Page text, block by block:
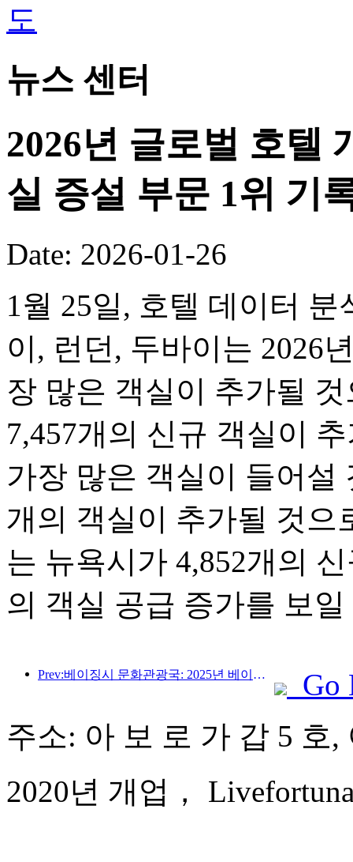
뉴스 센터
2026년 글로벌 호텔
실 증설 부문 1위 기
Date: 2026-01-26
1월 25일, 호텔 데이터
이, 런던, 두바이는 2026
장 많은 객실이 추가될
7,457개의 신규 객실이
가장 많은 객실이 들어설
개의 객실이 추가될 것으
는 뉴욕시가 4,852개의
의 객실 공급 증가를 보
Prev:베이징시 문화관광국: 2025년 베이징을 방문하는 외국인 관광객 수는 548만 명으로 전년 대비 39% 증가할 것으로 예상됩니다.
Go
주소: 아 보 로 가 갑 5 호,
2020년 개업，